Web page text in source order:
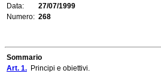
Data:
27/07/1999
Numero: 268
Sommario
Art. 1. Principi e obiettivi.